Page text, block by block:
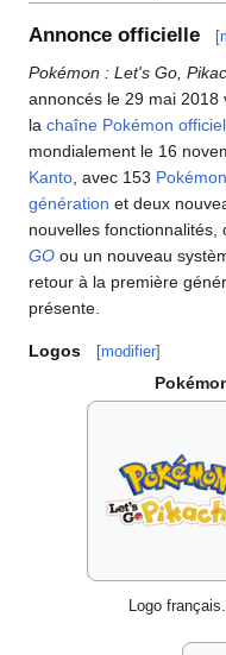
Annonce officielle [
Pokémon : Let's Go,
annoncés le 29 mai
la chaîne Pokémon
mondialement le 16
Kanto , avec 153 Pokémon
génération et deux
nouvelles fonctionnalités,
GO ou un nouveau
retour à la première
présente.
Logos [modifier]
Logo français.